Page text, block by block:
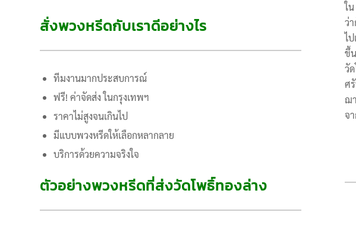
สั่งพวงหรีดกับเราดีอย่างไร
ทีมงานมากประสบการณ์
ฟรี! ค่าจัดส่ง ในกรุงเทพฯ
ราคาไม่สูงจนเกินไป
มีแบบพวงหรีดให้เลือกหลากลาย
บริการด้วยความจริงใจ
ตัวอย่างพวงหรีดที่ส่งวัดโพธิ์ทองล่าง
ใ
ว่
ไ
ขึ้
วั
ศ
ฌ
จ